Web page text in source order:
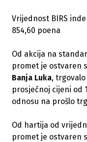
Vrijednost BIRS
854,60 poena
Od akcija na
promet je ostvaren
Banja Luka, trgovalo
prosječnoj cijeni od
odnosu na prošlo
Od hartija od
promet je ostvaren